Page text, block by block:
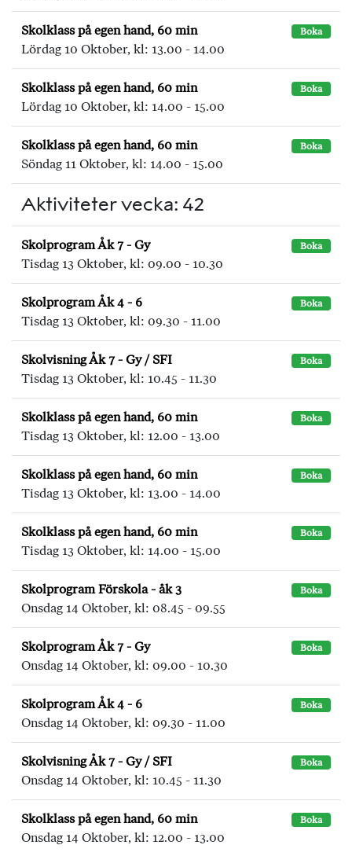
Skolklass på egen hand, 60 min Boka
Lördag 10 Oktober, kl: 13.00 - 14.00
Skolklass på egen hand, 60 min Boka
Lördag 10 Oktober, kl: 14.00 - 15.00
Skolklass på egen hand, 60 min Boka
Söndag 11 Oktober, kl: 14.00 - 15.00
Aktiviteter vecka: 42
Skolprogram Åk 7 - Gy Boka
Tisdag 13 Oktober, kl: 09.00 - 10.30
Skolprogram Åk 4 - 6 Boka
Tisdag 13 Oktober, kl: 09.30 - 11.00
Skolvisning Åk 7 - Gy / SFI Boka
Tisdag 13 Oktober, kl: 10.45 - 11.30
Skolklass på egen hand, 60 min Boka
Tisdag 13 Oktober, kl: 12.00 - 13.00
Skolklass på egen hand, 60 min Boka
Tisdag 13 Oktober, kl: 13.00 - 14.00
Skolklass på egen hand, 60 min Boka
Tisdag 13 Oktober, kl: 14.00 - 15.00
Skolprogram Förskola - åk 3 Boka
Onsdag 14 Oktober, kl: 08.45 - 09.55
Skolprogram Åk 7 - Gy Boka
Onsdag 14 Oktober, kl: 09.00 - 10.30
Skolprogram Åk 4 - 6 Boka
Onsdag 14 Oktober, kl: 09.30 - 11.00
Skolvisning Åk 7 - Gy / SFI Boka
Onsdag 14 Oktober, kl: 10.45 - 11.30
Skolklass på egen hand, 60 min Boka
Onsdag 14 Oktober, kl: 12.00 - 13.00